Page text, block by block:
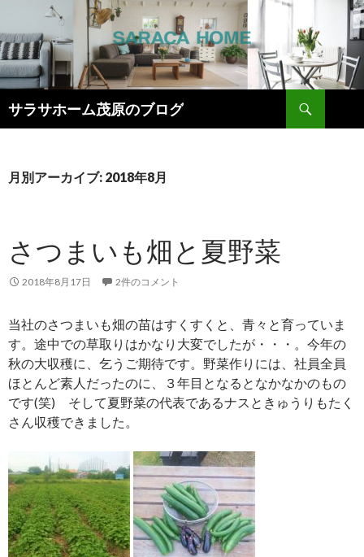
サラサホーム茂原のブログ
索
ン
ッ
プ
月別アーカイブ: 2018年8月
さつまいも畑と夏野菜
2018年8月17日 2件のコメント
当社のさつまいも畑の苗はすくすくと、青々と育っていま
す。途中での草取りはかなり大変でしたが・・・。今年の
秋の大収穫に、乞うご期待です。野菜作りには、社員全員
ほとんど素人だったのに、３年目となるとなかなかのもの
です(笑) そして夏野菜の代表であるナスときゅうりもたく
さん収穫できました。